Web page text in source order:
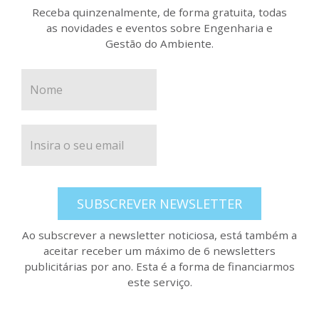
Receba quinzenalmente, de forma gratuita, todas
as novidades e eventos sobre Engenharia e
Gestão do Ambiente.
SUBSCREVER NEWSLETTER
Ao subscrever a newsletter noticiosa, está também a
aceitar receber um máximo de 6 newsletters
publicitárias por ano. Esta é a forma de financiarmos
este serviço.